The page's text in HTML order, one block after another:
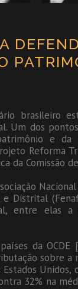
brasileiro
Um dos
e da
Reforma
da Comissão
e Distrital
entre elas
da OCDE
sobre a
Unidos,
32% na